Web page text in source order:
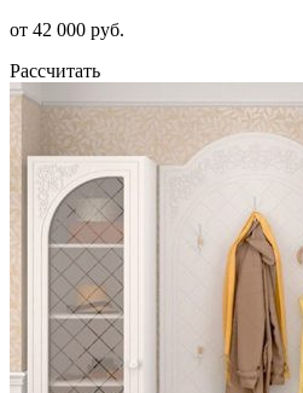
от 42 000 руб.
Рассчитать